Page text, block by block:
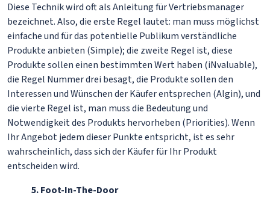
Diese Technik wird oft als Anleitung für Vertriebsmanager
bezeichnet. Also, die erste Regel lautet: man muss möglichst
einfache und für das potentielle Publikum verständliche
Produkte anbieten (Simple); die zweite Regel ist, diese
Produkte sollen einen bestimmten Wert haben (iNvaluable),
die Regel Nummer drei besagt, die Produkte sollen den
Interessen und Wünschen der Käufer entsprechen (Algin), und
die vierte Regel ist, man muss die Bedeutung und
Notwendigkeit des Produkts hervorheben (Priorities). Wenn
Ihr Angebot jedem dieser Punkte entspricht, ist es sehr
wahrscheinlich, dass sich der Käufer für Ihr Produkt
entscheiden wird.
5. Foot-In-The-Door